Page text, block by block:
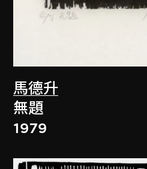
馬德升
無題
1979